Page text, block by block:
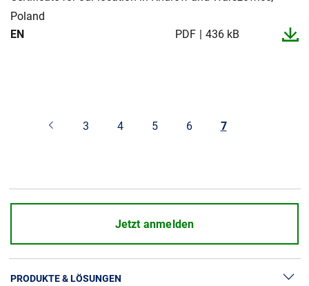
Geschäftsführung
Europacable
Nachhaltigkeit
Poland
EN
PDF 436 kB
3 4 5 6 7
Jetzt anmelden
PRODUKTE & LÖSUNGEN